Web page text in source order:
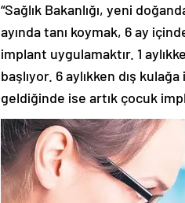
“Sağlık Bakanlığı, yeni
ayında tanı koymak, 6 ay
implant uygulamaktır. 1
başlıyor. 6 aylıkken dış
geldiğinde ise artık çocuk